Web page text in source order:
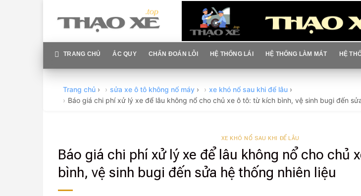
content
TRANG CHỦ ẮC QUY CHẨN ĐOÁN LỖI HỆ THỐNG LÁI HỆ THỐNG LÀM MÁT HỆ
Trang chủ › sửa xe ô tô không nổ máy › xe khó nổ sau khi để lâu ›
Báo giá chi phí xử lý xe để lâu không nổ cho chủ xe ô tô: từ kích bình, vệ sinh bugi đến
XE KHÓ NỔ SAU KHI ĐỂ LÂU
Báo giá chi phí xử lý xe để lâu không nổ cho chủ
bình, vệ sinh bugi đến sửa hệ thống nhiên liệu